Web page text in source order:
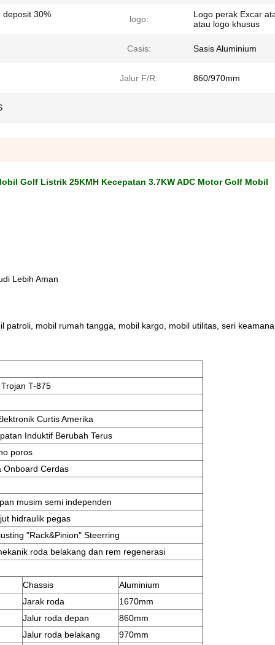
deposit 30%
logo:
Logo perak Excar
atau logo khusus
Casis: Sasis Aluminium
Jalur F/R: 860/970mm
Golf Listrik 25KMH Kecepatan 3.7KW ADC Motor Golf Mobil
Lebih Aman
mobil rumah tangga, mobil kargo, mobil utilitas, seri
T-875
Curtis Amerika
Induktif Berubah Terus
poros
Onboard Cerdas
musim semi independen
hidraulik pegas
"Rack&Pinion" Steerring
roda belakang dan rem regenerasi
Chassis
Aluminium
Jarak roda
1670mm
Jalur roda depan
860mm
Jalur roda belakang
970mm